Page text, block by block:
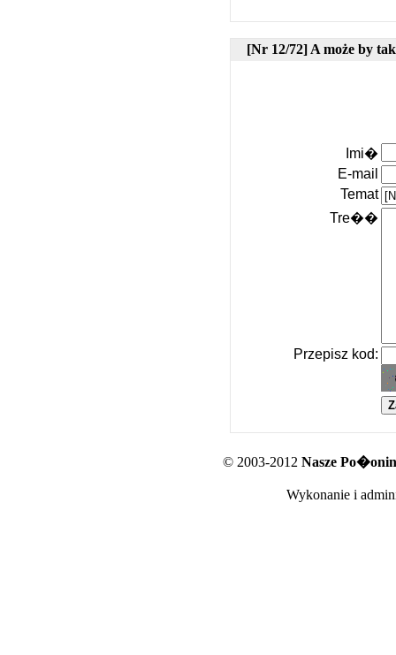
[Nr 12/72] A może by
Imi�
E-mail
Temat
Tre��
Przepisz kod:
© 2003-2012 Nasze
Wykonanie i